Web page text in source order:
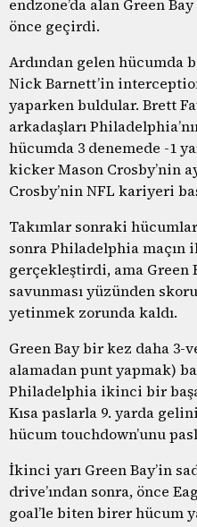
endzone’da alan Green
önce geçirdi.
Ardından gelen hücumda
Nick Barnett’in
yaparken buldular. Brett
arkadaşları
hücumda 3 denemede -1
kicker Mason Crosby’nin
Crosby’nin NFL kariyeri
Takımlar sonraki
sonra Philadelphia maçın
gerçekleştirdi, ama Green
savunması yüzünden
yetinmek zorunda kaldı.
Green Bay bir kez daha 3-
alamadan punt yapmak)
Philadelphia ikinci bir
Kısa paslarla 9. yarda
hücum touchdown’unu
İkinci yarı Green Bay’in
drive’ından sonra, önce
goal’le biten birer hücum